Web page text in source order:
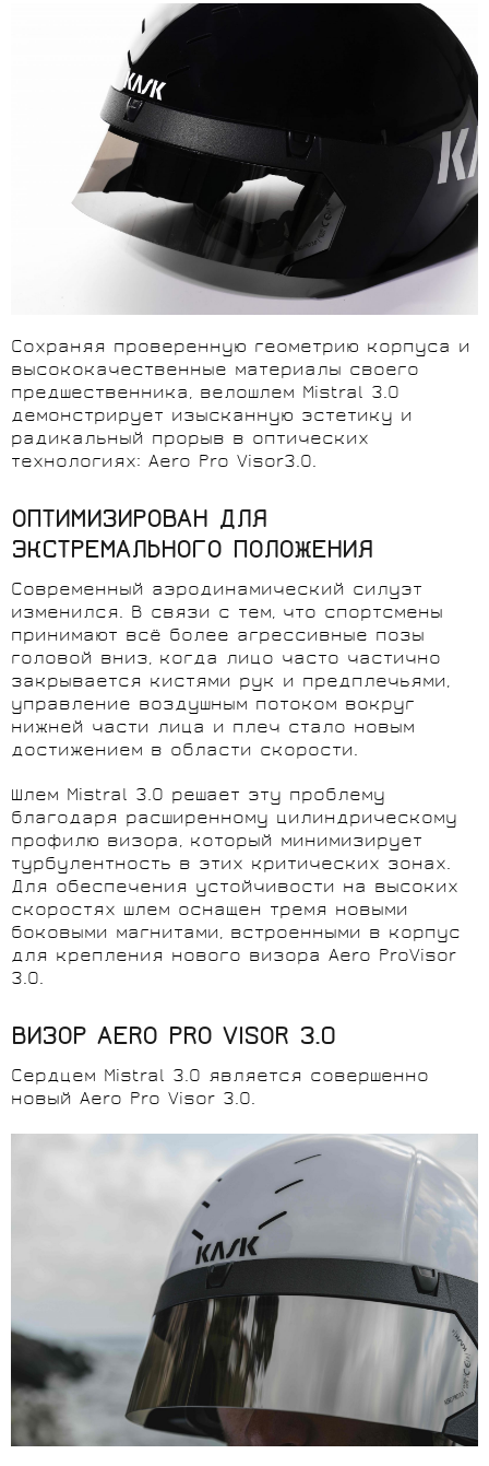
Сохраняя проверенную геометрию корпуса и
высококачественные материалы своего
предшественника, велошлем Mistral 3.0
демонстрирует изысканную эстетику и
радикальный прорыв в оптических
технологиях: Aero Pro Visor3.0.
ОПТИМИЗИРОВАН ДЛЯ
ЭКСТРЕМАЛЬНОГО ПОЛОЖЕНИЯ
Современный аэродинамический силуэт
изменился. В связи с тем, что спортсмены
принимают всё более агрессивные позы
головой вниз, когда лицо часто частично
закрывается кистями рук и предплечьями,
управление воздушным потоком вокруг
нижней части лица и плеч стало новым
достижением в области скорости.
Шлем Mistral 3.0 решает эту проблему
благодаря расширенному цилиндрическому
профилю визора, который минимизирует
турбулентность в этих критических зонах.
Для обеспечения устойчивости на высоких
скоростях шлем оснащен тремя новыми
боковыми магнитами, встроенными в корпус
для крепления нового визора Aero ProVisor
3.0.
ВИЗОР AERO PRO VISOR 3.0
Сердцем Mistral 3.0 является совершенно
новый Aero Pro Visor 3.0.